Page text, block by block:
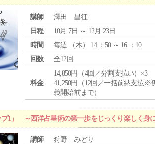
講師
澤田 昌征
日程
10月 7日 ～ 12月 23日
時間
毎週 （木） 14 ：50 ～ 16 ：10
回数
全12回
料金
14,850円（4回／分割支払い）×3
41,250円（12回／一括前納支払※
義開始前まで）
1」 ～西洋占星術の第一歩をじっくり楽しく身
講師
狩野 みどり